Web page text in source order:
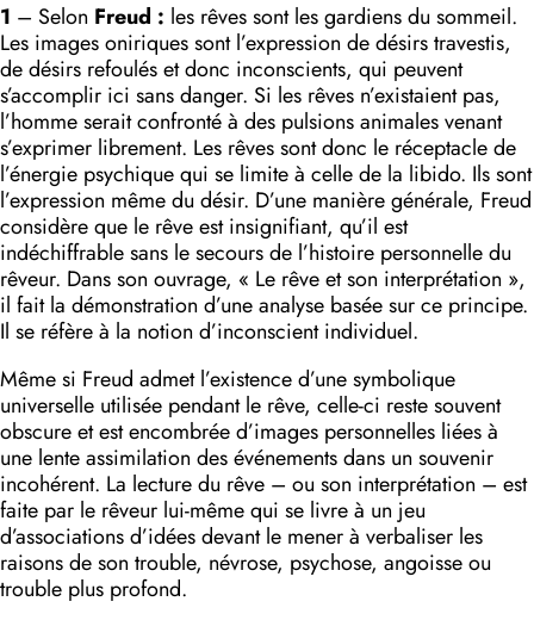
1 – Selon Freud : les rêves sont les gardiens du sommeil.
Les images oniriques sont l’expression de désirs travestis,
de désirs refoulés et donc inconscients, qui peuvent
s’accomplir ici sans danger. Si les rêves n’existaient pas,
l’homme serait confronté à des pulsions animales venant
s’exprimer librement. Les rêves sont donc le réceptacle de
l’énergie psychique qui se limite à celle de la libido. Ils sont
l’expression même du désir. D’une manière générale, Freud
considère que le rêve est insignifiant, qu’il est
indéchiffrable sans le secours de l’histoire personnelle du
rêveur. Dans son ouvrage, « Le rêve et son interprétation »,
il fait la démonstration d’une analyse basée sur ce principe.
Il se réfère à la notion d’inconscient individuel.
Même si Freud admet l’existence d’une symbolique
universelle utilisée pendant le rêve, celle-ci reste souvent
obscure et est encombrée d’images personnelles liées à
une lente assimilation des événements dans un souvenir
incohérent. La lecture du rêve – ou son interprétation – est
faite par le rêveur lui-même qui se livre à un jeu
d’associations d’idées devant le mener à verbaliser les
raisons de son trouble, névrose, psychose, angoisse ou
trouble plus profond.